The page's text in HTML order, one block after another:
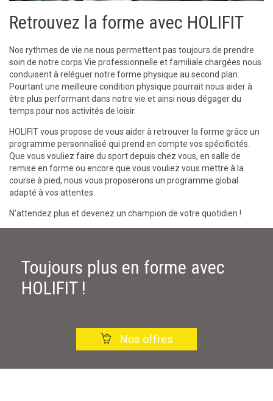
Retrouvez la forme avec HOLIFIT
Nos rythmes de vie ne nous permettent pas toujours de prendre
soin de notre corps.Vie professionnelle et familiale chargées nous
conduisent à reléguer notre forme physique au second plan.
Pourtant une meilleure condition physique pourrait nous aider à
être plus performant dans notre vie et ainsi nous dégager du
temps pour nos activités de loisir.
HOLIFIT vous propose de vous aider à retrouver la forme grâce un
programme personnalisé qui prend en compte vos spécificités.
Que vous vouliez faire du sport depuis chez vous, en salle de
remise en forme ou encore que vous vouliez vous mettre à la
course à pied, nous vous proposerons un programme global
adapté à vos attentes.
N’attendez plus et devenez un champion de votre quotidien !
Toujours plus en forme avec
HOLIFIT !
 Nos offres